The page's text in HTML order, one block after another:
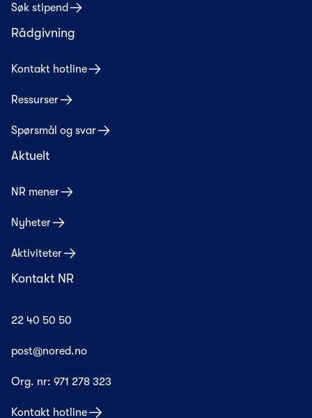
Søk stipend
Rådgivning
Kontakt hotline
Ressurser
Spørsmål og svar
Aktuelt
NR mener
Nyheter
Aktiviteter
Kontakt NR
22 40 50 50
post@nored.no
Org. nr: 971 278 323
Kontakt hotline